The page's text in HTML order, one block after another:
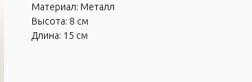
Материал: Металл
Высота: 8 см
Длина: 15 см